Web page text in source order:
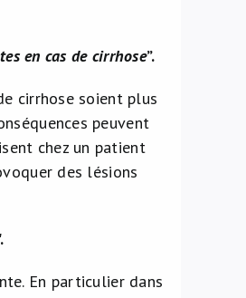
en cas de cirrhose”.
cirrhose soient plus
peuvent
chez un patient
des lésions
En particulier dans